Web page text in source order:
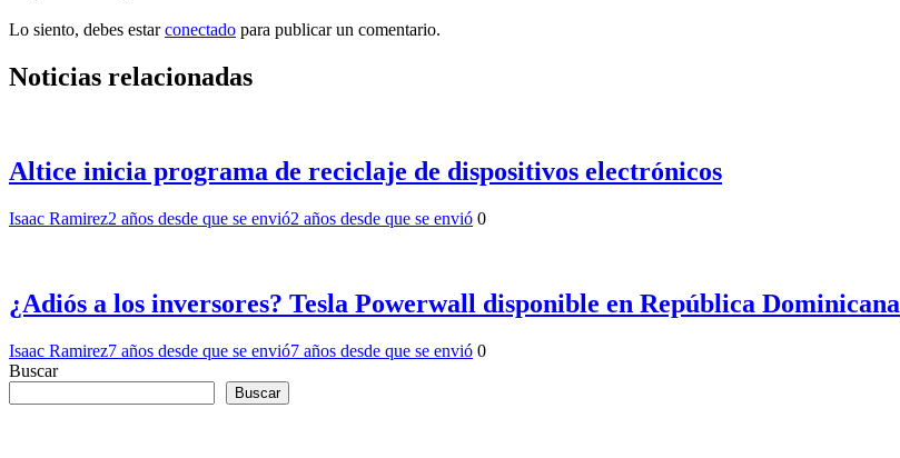
Lo siento, debes estarconectado para publicar un comentario.
Noticias relacionadas
Altice inicia programa de reciclaje de dispositivos electrónicos
Isaac Ramirez2 años desde que se envió2 años desde que se envió 0
¿Adiós a los inversores? Tesla Powerwall disponible en República Dominicana
Isaac Ramirez7 años desde que se envió7 años desde que se envió 0
Buscar
Buscar